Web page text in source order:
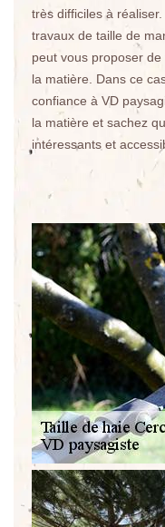
très difficiles à
travaux de taille de
peut vous proposer
la matière. Dans ce
confiance à VD
la matière et sachez
intéressants et